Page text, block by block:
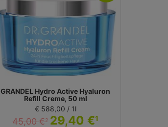
GRANDEL Hydro Active Hyaluron
Refill Creme, 50 ml
€ 588,00 / 1l
45,00 €2 29,40 €1